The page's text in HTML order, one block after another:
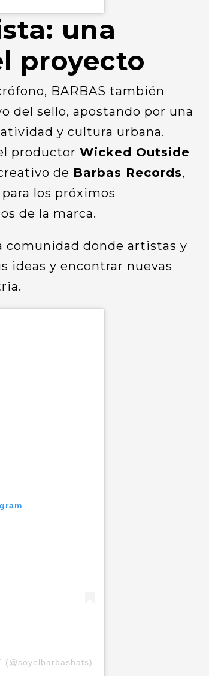
una
proyecto
BARBAS también
del sello, apostando por una
y cultura urbana.
productor Wicked Outside
de Barbas Records,
los próximos
de la marca.
comunidad donde artistas y
ideas y encontrar nuevas
(@soyelbarbashats)